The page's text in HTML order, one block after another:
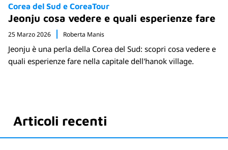
Corea del Sud e CoreaTour
Jeonju cosa vedere e quali esperienze fare
25 Marzo 2026 Roberta Manis
Jeonju è una perla della Corea del Sud: scopri cosa vedere e
quali esperienze fare nella capitale dell'hanok village.
Articoli recenti